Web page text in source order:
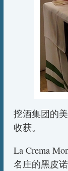
挖酒集团的
收获。
La Crema
名庄的黑皮